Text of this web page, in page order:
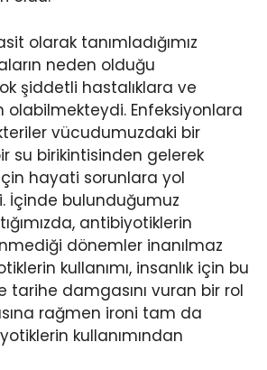
olarak tanımladığımız
neden olduğu
şiddetli hastalıklara ve
olabilmekteydi. Enfeksiyonlara
vücudumuzdaki bir
su birikintisinden gelerek
hayati sorunlara yol
İçinde bulunduğumuz
antibiyotiklerin
dönemler inanılmaz
kullanımı, insanlık için bu
tarihe damgasını vuran bir rol
rağmen ironi tam da
kullanımından